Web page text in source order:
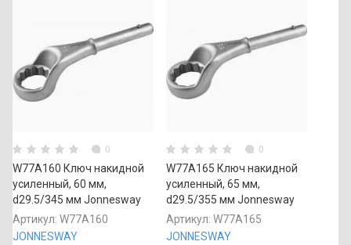
0
W77A160 Ключ накидной
усиленный, 60 мм,
d29.5/345 мм Jonnesway
Артикул: W77A160
JONNESWAY
0
W77A165 Ключ накидной
усиленный, 65 мм,
d29.5/355 мм Jonnesway
Артикул: W77A165
JONNESWAY